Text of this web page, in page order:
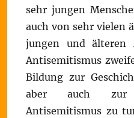
sehr jungen
auch von sehr vielen
jungen und älteren
Antisemitismus
Bildung zur
aber auch zur
Antisemitismus zu